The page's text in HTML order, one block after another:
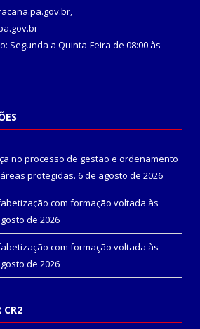
Segunda a Quinta-Feira de 08:00 às
no processo de gestão e ordenamento
protegidas. 6 de agosto de 2026
com formação voltada às
de 2026
com formação voltada às
de 2026
CR2